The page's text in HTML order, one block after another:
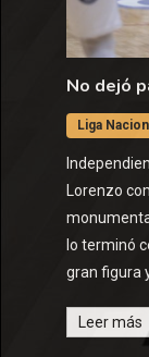
No dejó
Liga
Lorenzo
lo terminó
gran figura
Leer más